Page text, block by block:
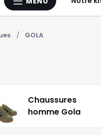
Menu
articles
vus
GOLA
Chaussures
homme Gola